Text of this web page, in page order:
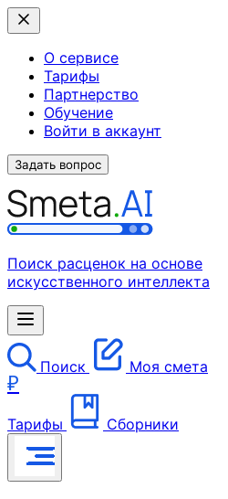
О сервисе
Тарифы
Партнерство
Обучение
Войти в аккаунт
Задать вопрос
Поиск расценок на основе
искусственного интеллекта
Поиск Моя смета
₽
Тарифы Сборники